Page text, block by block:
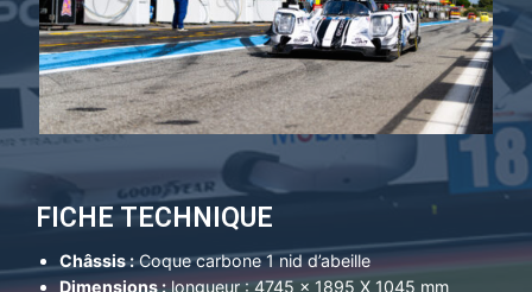
FICHE TECHNIQUE
Châssis :Coque carbone 1 nid d’abeille
Dimensions : longueur : 4745 x 1895 X 1045 mm